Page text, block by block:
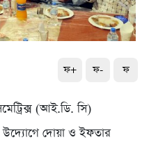
ফ+ ফ- ফ
(আই.ডি. সি)
দোয়া ও ইফতার